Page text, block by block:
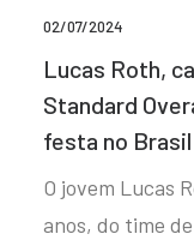
02/07/2024
Lucas Roth,
Standard
festa no Brasil
O jovem Lucas
anos, do time